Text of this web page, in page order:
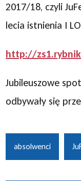
2017/18, czyli
lecia istnienia I
http://
Jubileuszowe
odbywały się
absolwenci